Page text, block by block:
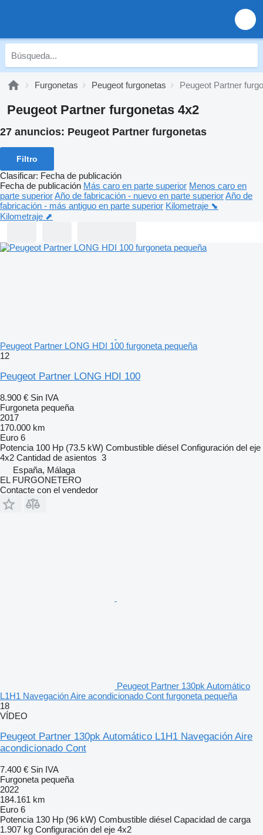
Furgonetas Peugeot furgonetas Peugeot Partner
Peugeot Partner furgonetas 4x2
27 anuncios: Peugeot Partner furgonetas
Filtro
Clasificar: Fecha de publicación
Fecha de publicación Más caro en parte superior Menos caro en
parte superiorAño de fabricación - nuevo en parte superiorAño de
fabricación - más antiguo en parte superior Kilometraje ⬊
Kilometraje ⬈
Peugeot Partner LONG HDI 100 furgoneta pequeña
12
Peugeot Partner LONG HDI 100
8.900 € Sin IVA
Furgoneta pequeña
2017
170.000 km
Euro 6
Potencia 100 Hp (73.5 kW) Combustible diésel Configuración del eje
4x2 Cantidad de asientos 3
España, Málaga
EL FURGONETERO
Contacte con el vendedor
Peugeot Partner 130pk Automático
L1H1 Navegación Aire acondicionado Cont furgoneta pequeña
18
VÍDEO
Peugeot Partner 130pk Automático L1H1 Navegación Aire
acondicionado Cont
7.400 € Sin IVA
Furgoneta pequeña
2022
184.161 km
Euro 6
Potencia 130 Hp (96 kW) Combustible diésel Capacidad de carga
1.907 kg Configuración del eje 4x2